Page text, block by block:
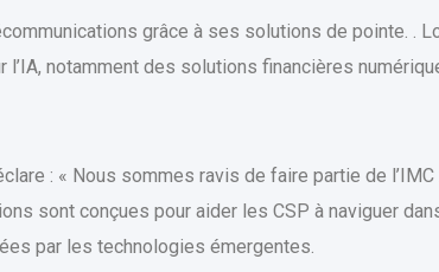
grâce à ses solutions de pointe. .
notamment des solutions financières
: « Nous sommes ravis de faire partie de
sont conçues pour aider les CSP à naviguer
par les technologies émergentes.